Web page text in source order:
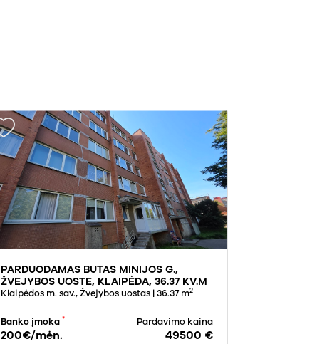
PARDUODAMAS BUTAS MINIJOS G.,
ŽVEJYBOS UOSTE, KLAIPĖDA, 36.37 KV.M
PLOTO
Klaipėdos m. sav., Žvejybos uostas | 36.37 m2
Banko įmoka *
200€/mėn.
Pardavimo kaina
49500 €